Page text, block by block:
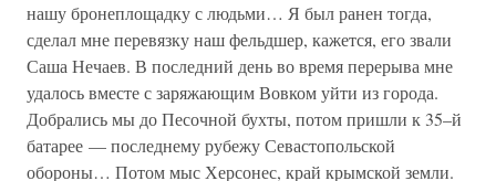
нашу бронеплощадку с людьми… Я был ранен тогда,
сделал мне перевязку наш фельдшер, кажется, его звали
Саша Нечаев. В последний день во время перерыва мне
удалось вместе с заряжающим Вовком уйти из города.
Добрались мы до Песочной бухты, потом пришли к 35–й
батарее — последнему рубежу Севастопольской
обороны… Потом мыс Херсонес, край крымской земли.